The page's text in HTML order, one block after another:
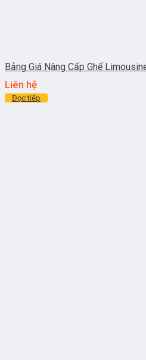
Bảng Giá Nâng Cấp Ghế
Liên hệ
Đọc tiếp